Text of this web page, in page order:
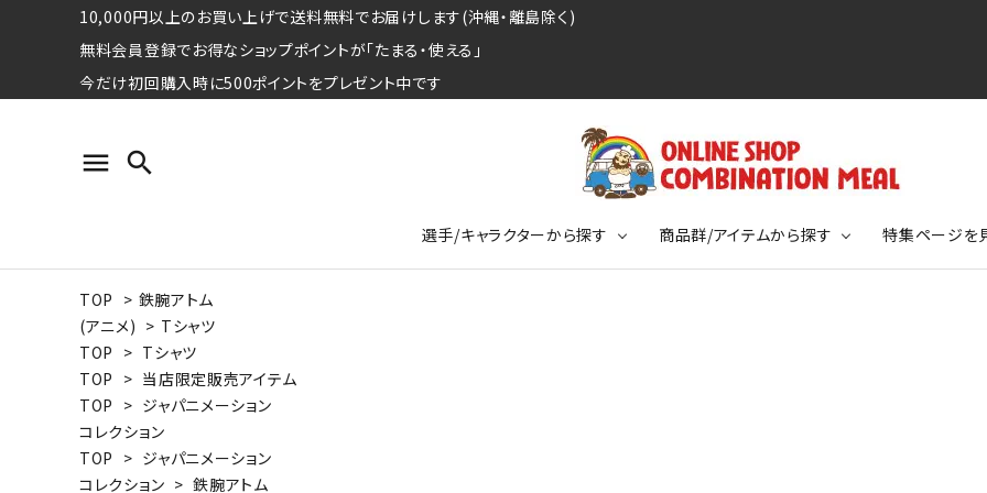
10,000円以上のお買い上げで送料無料でお届けします(沖縄・離島除く)
無料会員登録でお得なショップポイントが「たまる・使える」
今だけ初回購入時に500ポイントをプレゼント中です
menu search
選手/キャラクターから探す
プロ野球選手コレクション
日本プロサッカー選手会シリーズ
水泳競技選手コレクション
商品群/アイテムから探す
Tシャツ
パーカー
期間限定販売アイテム
特集ページを
特集ページ
ウォーレン･クロマティ
特集ページ
競走馬コレクション
TOP > 鉄腕アトム
(アニメ) > Tシャツ
TOP > Tシャツ
TOP > 当店限定販売アイテム
TOP > ジャパニメーション
コレクション
TOP > ジャパニメーション
コレクション > 鉄腕アトム